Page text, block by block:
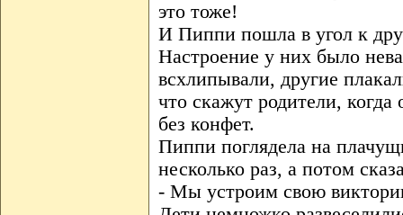
это тоже!
И Пиппи пошла в угол к
Настроение у них было
всхлипывали, другие
что скажут родители, когда
без конфет.
Пиппи поглядела на
несколько раз, а потом
- Мы устроим свою